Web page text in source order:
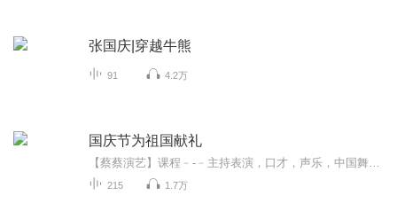
张国庆|穿越牛熊
91 4.2万
国庆节为祖国献礼
215 1.7万